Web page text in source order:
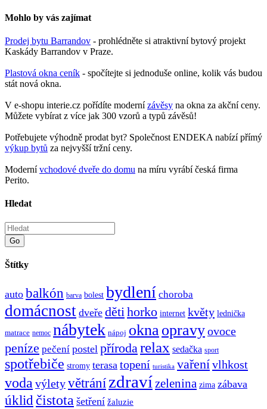
Mohlo by vás zajímat
Prodej bytu Barrandov - prohlédněte si atraktivní bytový projekt
Kaskády Barrandov v Praze.
Plastová okna ceník - spočítejte si jednoduše online, kolik vás budou
stát nová okna.
V e-shopu interie.cz pořídíte modernízávěsy na okna za akční ceny.
Můžete vybírat z více jak 300 vzorů a typů závěsů!
Potřebujete výhodně prodat byt? Společnost ENDEKA nabízí přímý
výkup bytů za nejvyšší tržní ceny.
Modernívchodové dveře do domu na míru vyrábí česká firma
Perito.
Hledat
Go
Štítky
auto balkón barva bolest bydlení choroba
domácnost dveře dětihorko internet květy lednička
matrace nemoc nábytek nápoj oknaopravyovoce
peníze pečení postel přírodarelax sedačka sport
spotřebiče stromy terasa topení turistika vařenívlhkost
voda výletyvětránízdravízelenina zima zábava
úklid čistota šetření žaluzie